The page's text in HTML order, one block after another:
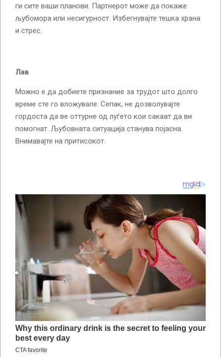
ги сите ваши планови. Партнерот може да покаже
љубомора или несигурност. Избегнувајте тешка храна
и стрес.
Лав
Можно е да добиете признание за трудот што долго
време сте го вложувале. Сепак, не дозволувајте
гордоста да ве оттурне од луѓето кои сакаат да ви
помогнат. Љубовната ситуација станува појасна.
Внимавајте на притисокот.